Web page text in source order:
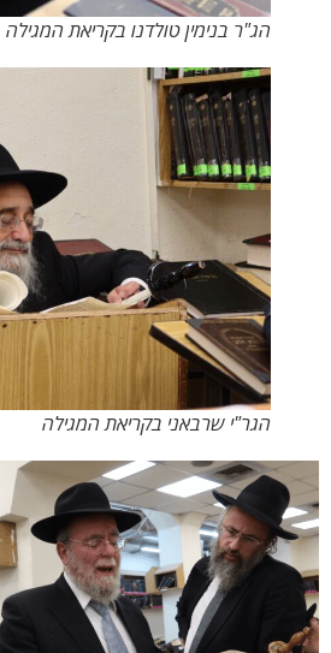
הג"ר בנימין טולדנו בקריאת המגילה
הגר"י שרבאני בקריאת המגילה